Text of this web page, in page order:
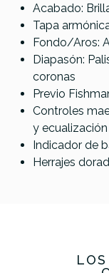
Acabado:
Tapa
Fondo/Aros:
Diapasón:
coronas
Previo
Controles
y
Indicador de
Herrajes
551,00 €
No